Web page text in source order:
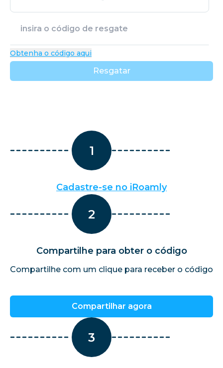
Obtenha o código aqui
Resgatar
1
Cadastre-se no iRoamly
2
Compartilhe para obter o código
Compartilhe com um clique para receber o código
Compartilhar agora
3